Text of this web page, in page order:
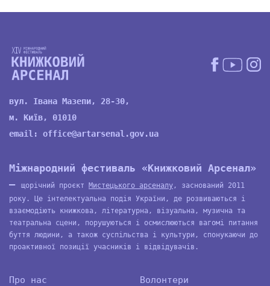
вул. Івана Мазепи, 28-30,
м. Київ, 01010
email: office@artarsenal.gov.ua
Міжнародний фестиваль «Книжковий Арсенал»
—
щорічний проєкт Мистецького арсеналу , заснований 2011
року. Це інтелектуальна подія України, де розвиваються і
взаємодіють книжкова, літературна, візуальна, музична та
театральна сцени, порушуються і осмислюються вагомі питання
буття людини, а також суспільства і культури, спонукаючи до
проактивної позиції учасників і відвідувачів.
Про нас
Волонтери